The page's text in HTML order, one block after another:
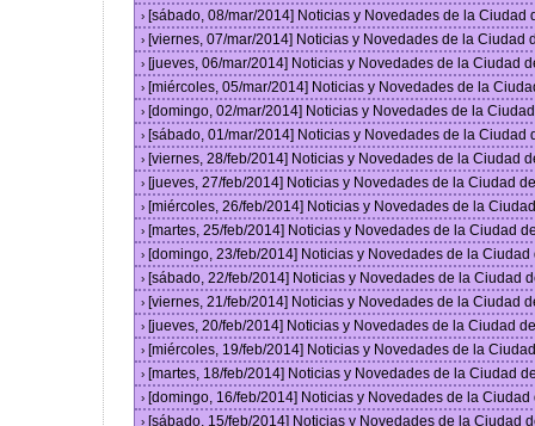
› [sábado, 08/mar/2014] Noticias y Novedades de la Ciudad
› [viernes, 07/mar/2014] Noticias y Novedades de la Ciudad
› [jueves, 06/mar/2014] Noticias y Novedades de la Ciudad
› [miércoles, 05/mar/2014] Noticias y Novedades de la
› [domingo, 02/mar/2014] Noticias y Novedades de la
› [sábado, 01/mar/2014] Noticias y Novedades de la Ciudad
› [viernes, 28/feb/2014] Noticias y Novedades de la Ciudad
› [jueves, 27/feb/2014] Noticias y Novedades de la Ciudad
› [miércoles, 26/feb/2014] Noticias y Novedades de la
› [martes, 25/feb/2014] Noticias y Novedades de la Ciudad
› [domingo, 23/feb/2014] Noticias y Novedades de la
› [sábado, 22/feb/2014] Noticias y Novedades de la Ciudad
› [viernes, 21/feb/2014] Noticias y Novedades de la Ciudad
› [jueves, 20/feb/2014] Noticias y Novedades de la Ciudad
› [miércoles, 19/feb/2014] Noticias y Novedades de la
› [martes, 18/feb/2014] Noticias y Novedades de la Ciudad
› [domingo, 16/feb/2014] Noticias y Novedades de la
› [sábado, 15/feb/2014] Noticias y Novedades de la Ciudad